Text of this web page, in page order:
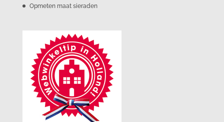
Opmeten maat sieraden